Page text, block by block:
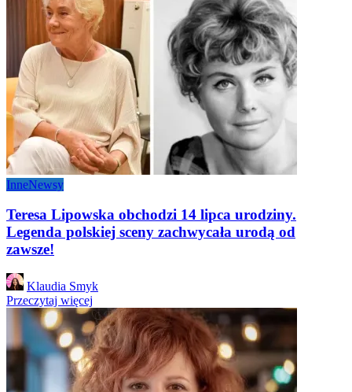
InneNewsy
Teresa Lipowska obchodzi 14 lipca urodziny.
Legenda polskiej sceny zachwycała urodą od
zawsze!
Posted
by
Klaudia Smyk
Przeczytaj więcej